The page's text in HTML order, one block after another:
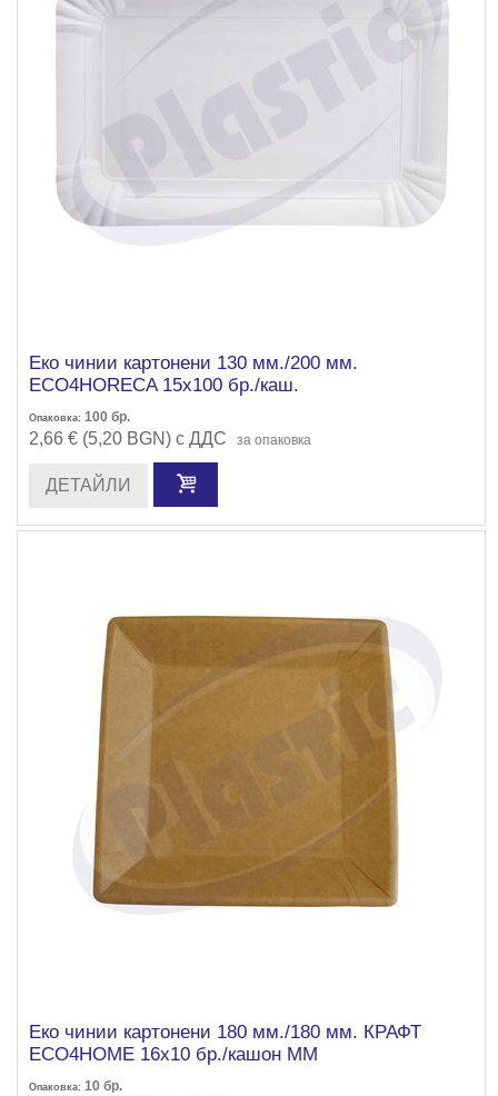
Еко чинии картонени 130 мм./200 мм.
ECO4HORECA 15х100 бр./каш.
Опаковка: 100 бр.
2,66 € (5,20 BGN) с ДДС за опаковка
ДЕТАЙЛИ
Еко чинии картонени 180 мм./180 мм. КРАФТ
ECO4HOME 16х10 бр./кашон ММ
Опаковка: 10 бр.